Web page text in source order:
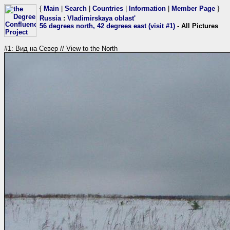
{ Main Search Countries Information Member Page }
Russia: Vladimirskaya oblast'
56 degrees north, 42 degrees east (visit #1) - All Pictures
#1: Вид на Север // View to the North